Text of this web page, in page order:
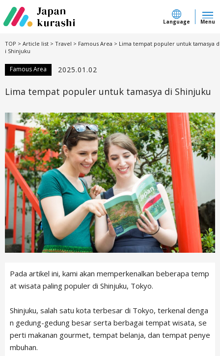
Language Menu
TOP > Article list > Travel > Famous Area > Lima tempat populer untuk tamasya d
i Shinjuku
Famous Area 2025.01.02
Lima tempat populer untuk tamasya di Shinjuku
Pada artikel ini, kami akan memperkenalkan beberapa temp
at wisata paling populer di Shinjuku, Tokyo.
Shinjuku, salah satu kota terbesar di Tokyo, terkenal denga
n gedung-gedung besar serta berbagai tempat wisata, se
perti makanan gourmet, tempat belanja, dan tempat penye
mbuhan.